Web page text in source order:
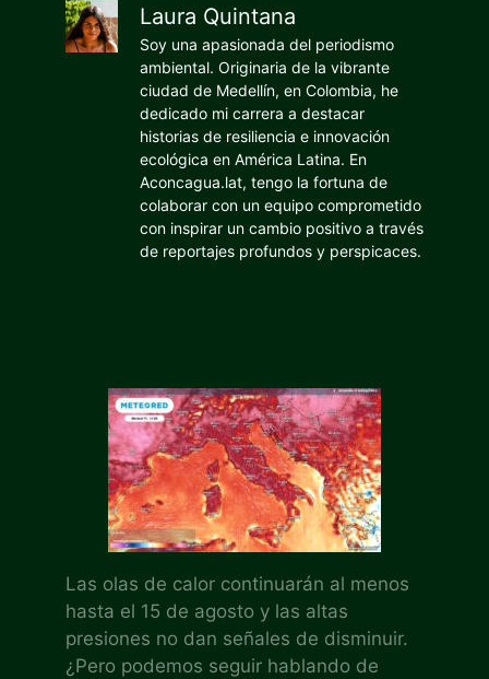
Laura Quintana
Soy una apasionada del periodismo
ambiental. Originaria de la vibrante
ciudad de Medellín, en Colombia, he
dedicado mi carrera a destacar
historias de resiliencia e innovación
ecológica en América Latina. En
Aconcagua.lat, tengo la fortuna de
colaborar con un equipo comprometido
con inspirar un cambio positivo a través
de reportajes profundos y perspicaces.
Las olas de calor continuarán al menos
hasta el 15 de agosto y las altas
presiones no dan señales de disminuir.
¿Pero podemos seguir hablando de